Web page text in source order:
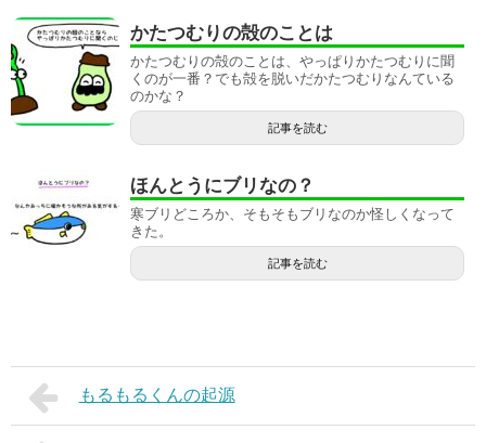
かたつむりの殻のことは
かたつむりの殻のことは、やっぱりかたつむりに聞
くのが一番？でも殻を脱いだかたつむりなんている
のかな？
記事を読む
ほんとうにブリなの？
寒ブリどころか、そもそもブリなのか怪しくなって
きた。
記事を読む
もるもるくんの起源